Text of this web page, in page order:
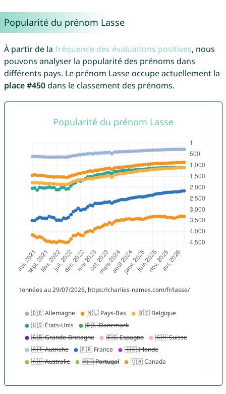
Popularité du prénom Lasse
À partir de la fréquence des évaluations positives, nous
pouvons analyser la popularité des prénoms dans
différents pays. Le prénom Lasse occupe actuellement la
place #450dans le classement des prénoms.